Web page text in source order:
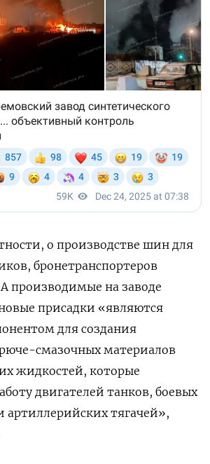
о производстве шин для
бронетранспортеров
производимые на заводе
присадки «являются
для создания
смазочных материалов
жидкостей, которые
двигателей танков, боевых
тягачей»,